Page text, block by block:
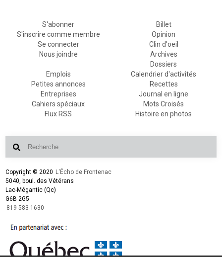
S'abonner
S'inscrire comme membre
Se connecter
Nous joindre
Billet
Opinion
Clin d'oeil
Archives
Dossiers
Emplois
Petites annonces
Entreprises
Cahiers spéciaux
Flux RSS
Calendrier d'activités
Recettes
Journal en ligne
Mots Croisés
Histoire en photos
Copyright © 2020 L'Écho de Frontenac
5040, boul. des Vétérans
Lac-Mégantic (Qc)
G6B 2G5
819 583-1630